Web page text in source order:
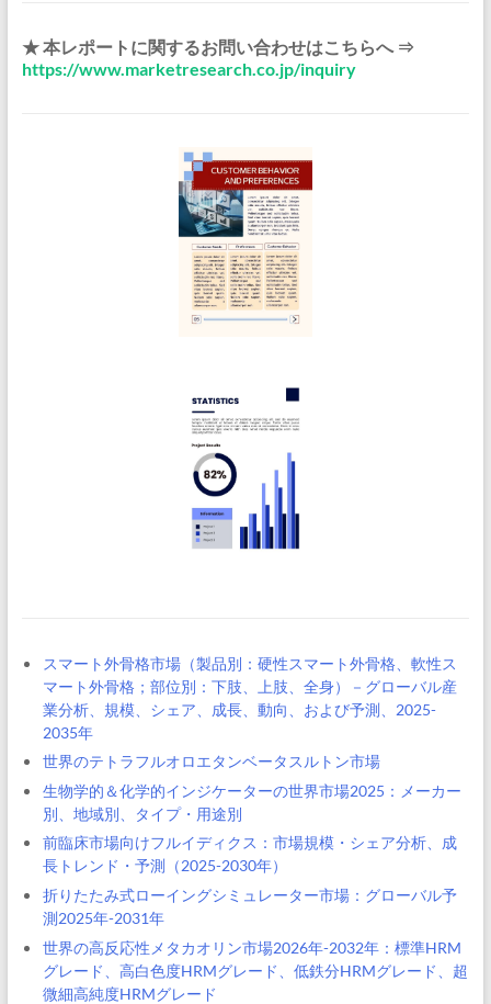
★ 本レポートに関するお問い合わせはこちらへ ⇒
https://www.marketresearch.co.jp/inquiry
スマート外骨格市場（製品別：硬性スマート外骨格、軟性ス
マート外骨格；部位別：下肢、上肢、全身）－グローバル産
業分析、規模、シェア、成長、動向、および予測、2025-
2035年
世界のテトラフルオロエタンベータスルトン市場
生物学的＆化学的インジケーターの世界市場2025：メーカー
別、地域別、タイプ・用途別
前臨床市場向けフルイディクス：市場規模・シェア分析、成
長トレンド・予測（2025-2030年）
折りたたみ式ローイングシミュレーター市場：グローバル予
測2025年-2031年
世界の高反応性メタカオリン市場2026年-2032年：標準HRM
グレード、高白色度HRMグレード、低鉄分HRMグレード、超
微細高純度HRMグレード